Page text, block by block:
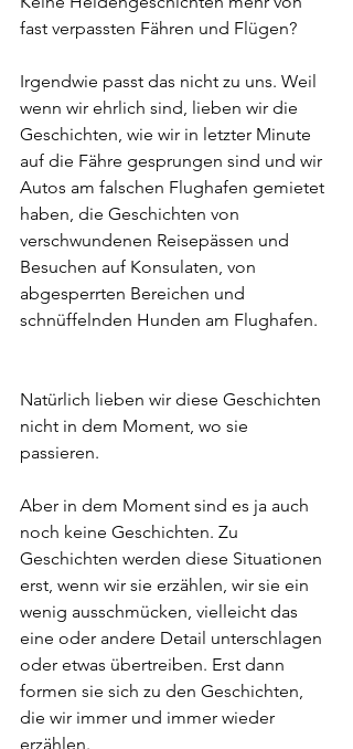
fast verpassten Fähren und Flügen?
Irgendwie passt das nicht zu uns. Weil
wenn wir ehrlich sind, lieben wir die
Geschichten, wie wir in letzter Minute
auf die Fähre gesprungen sind und wir
Autos am falschen Flughafen gemietet
haben, die Geschichten von
verschwundenen Reisepässen und
Besuchen auf Konsulaten, von
abgesperrten Bereichen und
schnüffelnden Hunden am Flughafen.
Natürlich lieben wir diese Geschichten
nicht in dem Moment, wo sie
passieren.
Aber in dem Moment sind es ja auch
noch keine Geschichten. Zu
Geschichten werden diese Situationen
erst, wenn wir sie erzählen, wir sie ein
wenig ausschmücken, vielleicht das
eine oder andere Detail unterschlagen
oder etwas übertreiben. Erst dann
formen sie sich zu den Geschichten,
die wir immer und immer wieder
erzählen.